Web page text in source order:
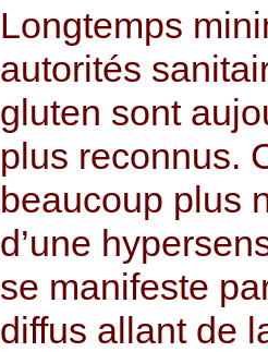
Longtemps
autorités
gluten sont
plus reconnus.
beaucoup plus
d’une
se manifeste
diffus allant de